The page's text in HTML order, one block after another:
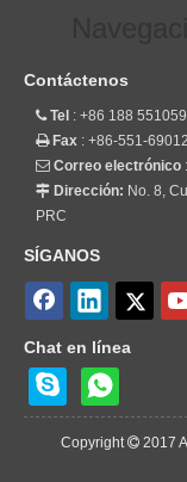
Contáctenos
Tel : +86 188
Fax : +86-551-
 Correo electrónico :
 Dirección: No. 8,
PRC
SÍGANOS
Chat en línea
Copyright2017